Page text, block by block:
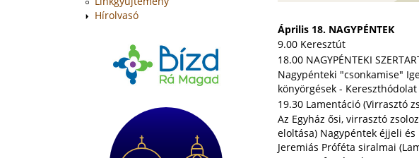
Április 18. NAGYPÉNTEK
9.00 Keresztút
18.00 NAGYPÉNTEKI
Nagypénteki "csonkamise"
könyörgések -
19.30 Lamentáció (Virrasztó
Az Egyház ősi, virrasztó
eloltása) Nagypéntek éjjeli
Jeremiás Próféta siralmai
Hírolvasó